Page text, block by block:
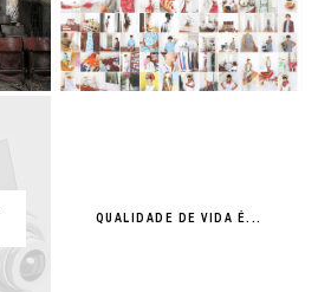
QUALIDADE DE VIDA É...